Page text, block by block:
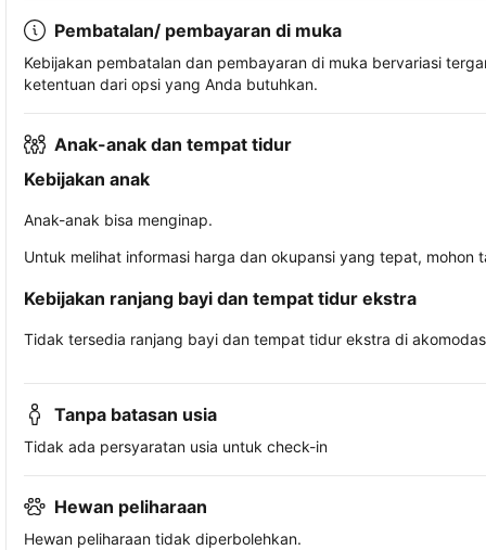
Pembatalan/ pembayaran di muka
Kebijakan pembatalan dan pembayaran di muka bervariasi
ketentuan dari opsi yang Anda butuhkan.
Anak-anak dan tempat tidur
Kebijakan anak
Anak-anak bisa menginap.
Untuk melihat informasi harga dan okupansi yang tepat,
Kebijakan ranjang bayi dan tempat tidur ekstra
Tidak tersedia ranjang bayi dan tempat tidur ekstra di
Tanpa batasan usia
Tidak ada persyaratan usia untuk check-in
Hewan peliharaan
Hewan peliharaan tidak diperbolehkan.